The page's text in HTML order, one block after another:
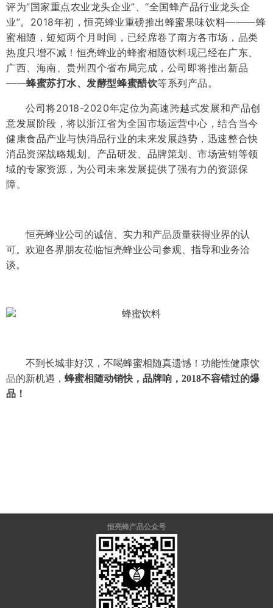
评为“国家重点农业龙头企业”、“全国蜂产品行业龙头企
业”。2018年初，恒亮蜂业重磅推出蜂蜜果味饮料———蜂
蜜相随，短短两个月时间，已经席卷了南方各市场，品类
热度只增不减！恒亮蜂业的蜂蜜相随饮料现已经在广东、
广西、海南、贵州四个省布局完成，公司即将推出新品
——蜂蜜苏打水、发酵型蜂蜜醋饮等系列产品。
公司将2018-2020年定位为高速跨越式发展和产品创
意发展阶段，将以浙江省为全国市场运营中心，结合当今
健康食品产业与快消品行业的未来发展趋势，迅速整合快
消品资深战略规划、产品研发、品牌策划、市场营销等领
域的专家资源，为公司未来发展提供了强有力的资源保
障。
恒亮蜂业公司的诚信、实力和产品质量获得业界的认
可。欢迎各界朋友莅临恒亮蜂业公司参观、指导和业务洽
谈。
不到长城非好汉，不喝蜂蜜相随真遗憾！功能性健康饮
品的新机遇， 蜂蜜相随动销快，品牌响，2018不容错过的爆
品！
恒亮蜂产品公众号